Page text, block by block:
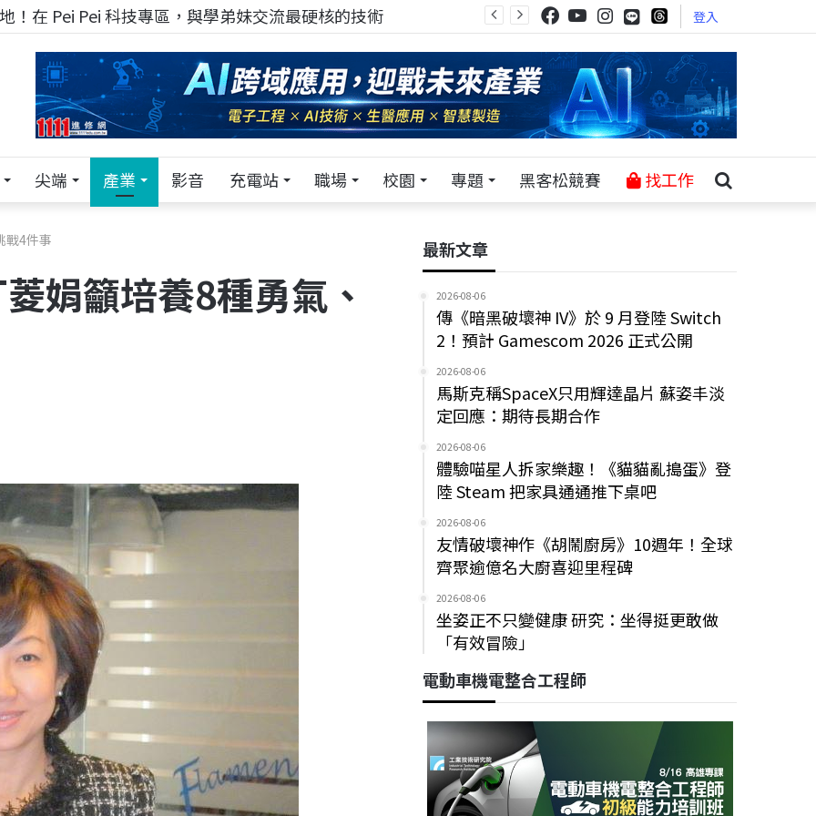
！在 Pei Pei 科技專區，與學弟妹交流最硬核的技術 登入
尖端 產業 影音 充電站 職場 校園 專題 黑客松競賽 找工作
戰4件事
娟籲培養8種勇氣、
最新文章
2026-08-06
傳《暗黑破壞神 IV》於 9 月登陸 Switch
2！預計 Gamescom 2026 正式公開
2026-08-06
馬斯克稱SpaceX只用輝達晶片 蘇姿丰淡
定回應：期待長期合作
2026-08-06
體驗喵星人拆家樂趣！《貓貓亂搗蛋》登
陸 Steam 把家具通通推下桌吧
2026-08-06
友情破壞神作《胡鬧廚房》10週年！全球
齊聚逾億名大廚喜迎里程碑
2026-08-06
坐姿正不只變健康 研究：坐得挺更敢做
「有效冒險」
電動車機電整合工程師